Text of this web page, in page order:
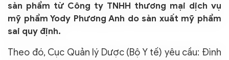
sản phẩm từ Công ty TNHH thương mại dịch vụ
mỹ phẩm Yody Phương Anh do sản xuất mỹ phẩm
sai quy định.
Theo đó, Cục Quản lý Dược (Bộ Y tế) yêu cầu: Đình